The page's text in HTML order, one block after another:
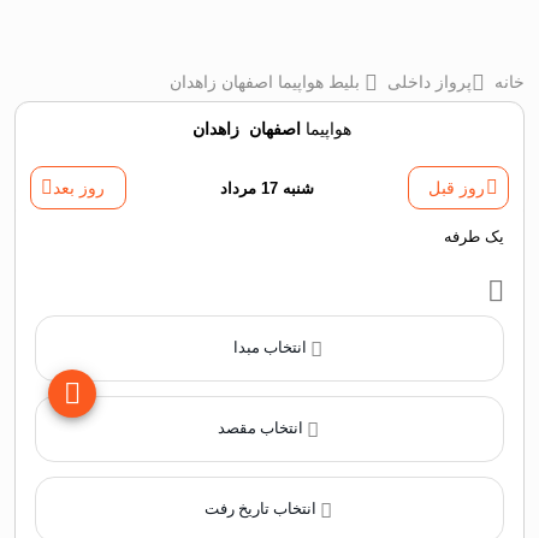
خانه پرواز داخلی بلیط هواپیما اصفهان زاهدان
هواپیما اصفهان زاهدان
روز قبل شنبه 17 مرداد روز بعد
یک طرفه
انتخاب مبدا
انتخاب مقصد